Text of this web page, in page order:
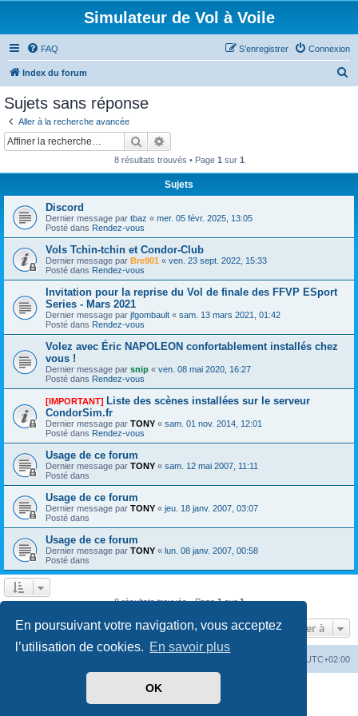
En poursuivant votre navigation, vous acceptez
l’utilisation de cookies. En savoir plus
OK
Simulateur de Vol à Voile
FAQ Connexion
S’enregistrer
Index du forum
Sujets sans réponse
Aller à la recherche avancée
Rechercher
8 résultats trouvés • Page 1 sur 1
Sujets
Discord
Dernier message par tbaz « mer. 05 févr. 2025, 13:05
Posté dans Rendez-vous
Vols Tchin-tchin et Condor-Club
Dernier message par Bre901 « ven. 23 sept. 2022, 15:33
Posté dans Rendez-vous
Invitation pour la reprise du Vol de finale des FFVP ESport
Series - Mars 2021
Dernier message par jfgombault « sam. 13 mars 2021, 01:42
Posté dans Rendez-vous
Volez avec Éric NAPOLEON confortablement installés chez
vous !
Dernier message par snip « ven. 08 mai 2020, 16:27
Posté dans Rendez-vous
[IMPORTANT] Liste des scènes installées sur le serveur
CondorSim.fr
Dernier message par TONY « sam. 01 nov. 2014, 12:01
Posté dans Rendez-vous
Usage de ce forum
Dernier message par TONY « sam. 12 mai 2007, 11:11
Posté dans
Usage de ce forum
Dernier message par TONY « jeu. 18 janv. 2007, 03:07
Posté dans
Usage de ce forum
Dernier message par TONY « lun. 08 janv. 2007, 00:58
Posté dans
8 résultats trouvés • Page1sur1
Aller à
UTC+02:00
phpBB ® Forum Software © phpBB Limited
phpBB-fr.com